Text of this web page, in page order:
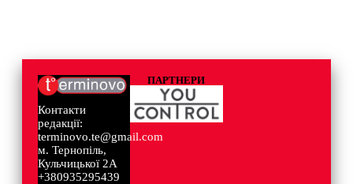
Контакти
редакції:
terminovo.te@gmail.com
м. Тернопіль,
Кульчицької 2А
+380935295439
ПАРТНЕРИ